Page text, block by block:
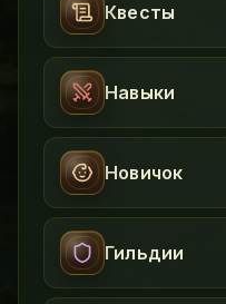
Квесты
Навыки
Новичок
Гильдии